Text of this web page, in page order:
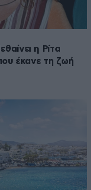
η Ρίτα
έκανε τη ζωή